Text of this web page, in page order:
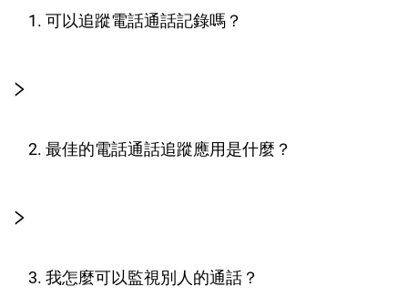
1. 可以追蹤電話通話記錄嗎？
2. 最佳的電話通話追蹤應用是什麼？
3. 我怎麼可以監視別人的通話？